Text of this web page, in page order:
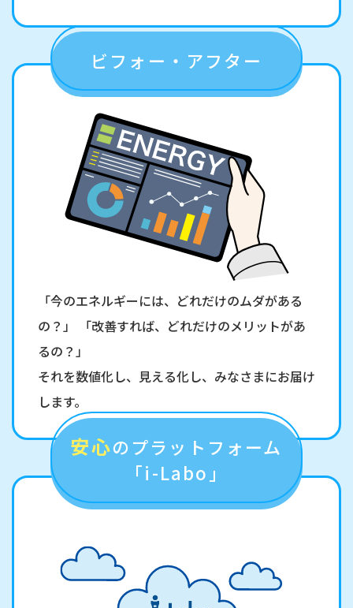
ビフォー・アフター
「今のエネルギーには、どれだけのムダがある
の？」 「改善すれば、どれだけのメリットがあ
るの？」
それを数値化し、見える化し、みなさまにお届け
します。
安心のプラットフォーム
「i-Labo」